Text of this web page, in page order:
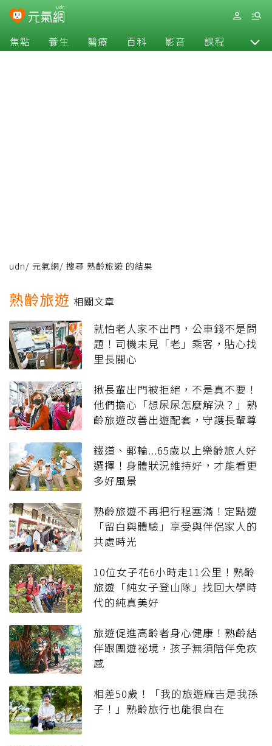
焦點 養生 醫療 百科 影音 課程 退休
udn/ 元氣網/ 搜尋 熟齡旅遊 的結果
熟齡旅遊 相關文章
就怕老人家不出門，公車錢不是問
題！司機未見「老」乘客，貼心找
里長關心
揪長輩出門被拒絕，不是真不要！
他們擔心「想尿尿怎麼解決？」熟
齡旅遊改善出遊配套，守護長輩尊
鐵道、郵輪...65歲以上樂齡旅人好
選擇！身體狀況維持好，才能看更
多好風景
熟齡旅遊不再把行程塞滿！定點遊
「留白與體驗」享受與伴侶家人的
共處時光
10位女子花6小時走11公里！熟齡
旅遊「純女子登山隊」找回大學時
代的純真美好
旅遊促進高齡者身心健康！熟齡結
伴跟團遊祕境，孩子無須陪伴免疚
感
相差50歲！「我的旅遊麻吉是我孫
子！」熟齡旅行也能很自在